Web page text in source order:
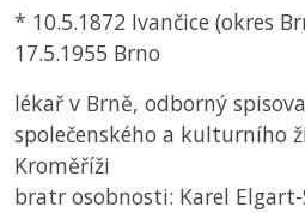
* 10.5.1872 Ivančice (okres
17.5.1955 Brno
lékař v Brně, odborný
společenského a kulturního
Kroměříži
bratr osobnosti: Karel Elgart-